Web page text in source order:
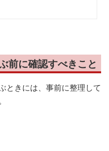
前に確認すべきこと
ときには、事前に整理して